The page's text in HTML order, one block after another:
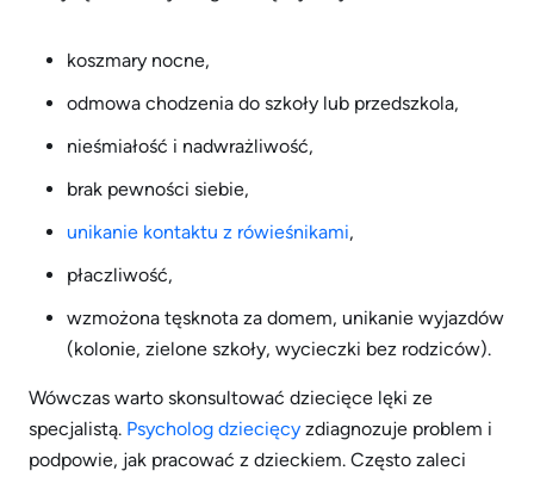
koszmary nocne,
odmowa chodzenia do szkoły lub przedszkola,
nieśmiałość i nadwrażliwość,
brak pewności siebie,
unikanie kontaktu z rówieśnikami,
płaczliwość,
wzmożona tęsknota za domem, unikanie wyjazdów
(kolonie, zielone szkoły, wycieczki bez rodziców).
Wówczas warto skonsultować dziecięce lęki ze
specjalistą. Psycholog dziecięcy zdiagnozuje problem i
podpowie, jak pracować z dzieckiem. Często zaleci